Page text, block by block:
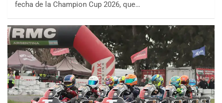
fecha de la Champion Cup 2026, que…